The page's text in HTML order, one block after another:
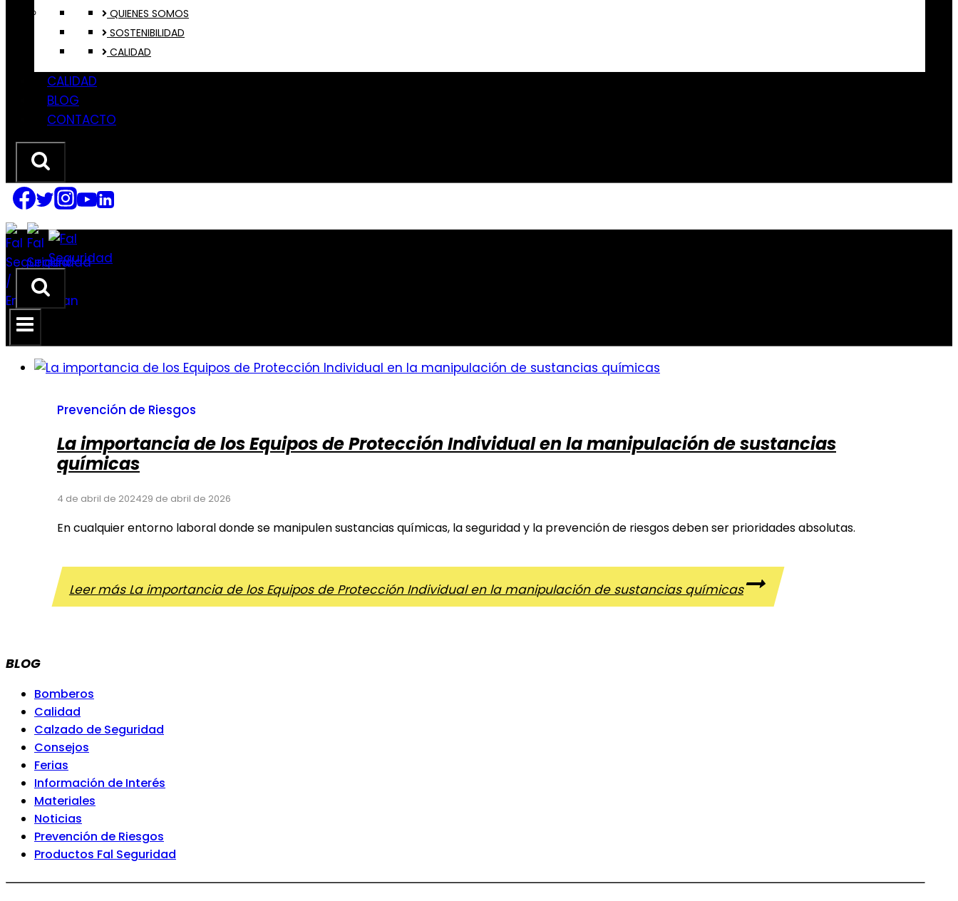
QUIENES SOMOS
SOSTENIBILIDAD
CALIDAD
CALIDAD
BLOG
CONTACTO
Prevención de Riesgos
La importancia de los Equipos de Protección Individual en la manipulación de sustancias
químicas
4 de abril de 202429 de abril de 2026
En cualquier entorno laboral donde se manipulen sustancias químicas, la seguridad y la prevención de riesgos deben ser prioridades absolutas.
Leer másLa importancia de los Equipos de Protección Individual en la manipulación de sustancias químicas
BLOG
Bomberos
Calidad
Calzado de Seguridad
Consejos
Ferias
Información de Interés
Materiales
Noticias
Prevención de Riesgos
Productos Fal Seguridad